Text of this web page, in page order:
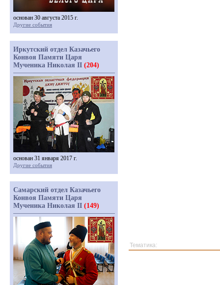
Тематика:
основан 30 августа 2015 г.
Другие события
Иркутский отдел Казачьего
Конвоя Памяти Царя
Мученика Николая II (204)
основан 31 января 2017 г.
Другие события
Самарский отдел Казачьего
Конвоя Памяти Царя
Мученика Николая II (149)